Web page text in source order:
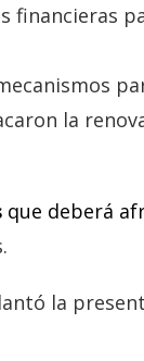
financieras
la
que deberá
la